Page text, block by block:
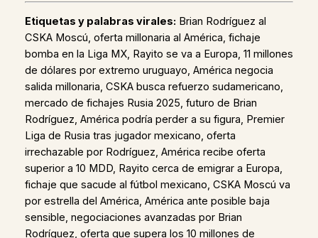
Etiquetas y palabras virales: Brian Rodríguez al
CSKA Moscú, oferta millonaria al América, fichaje
bomba en la Liga MX, Rayito se va a Europa, 11 millones
de dólares por extremo uruguayo, América negocia
salida millonaria, CSKA busca refuerzo sudamericano,
mercado de fichajes Rusia 2025, futuro de Brian
Rodríguez, América podría perder a su figura, Premier
Liga de Rusia tras jugador mexicano, oferta
irrechazable por Rodríguez, América recibe oferta
superior a 10 MDD, Rayito cerca de emigrar a Europa,
fichaje que sacude al fútbol mexicano, CSKA Moscú va
por estrella del América, América ante posible baja
sensible, negociaciones avanzadas por Brian
Rodríguez, oferta que supera los 10 millones de